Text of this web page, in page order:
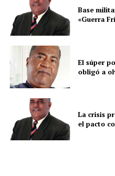
Base
«Guerra
El súper
obligó a
La crisis
el pacto